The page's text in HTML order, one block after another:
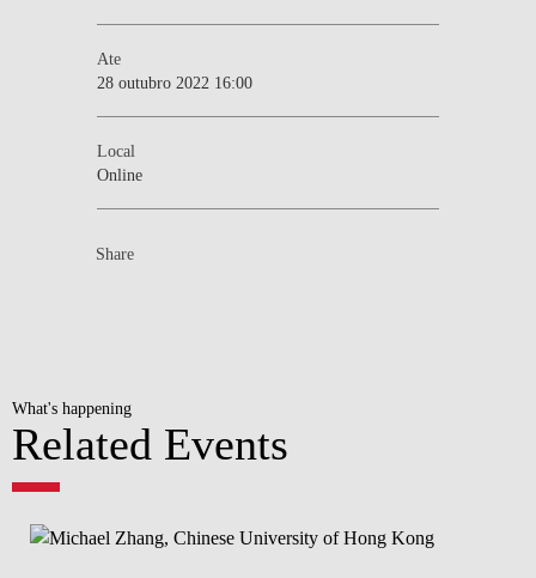
Ate
28 outubro 2022 16:00
Local
Online
Share
What's happening
Related Events